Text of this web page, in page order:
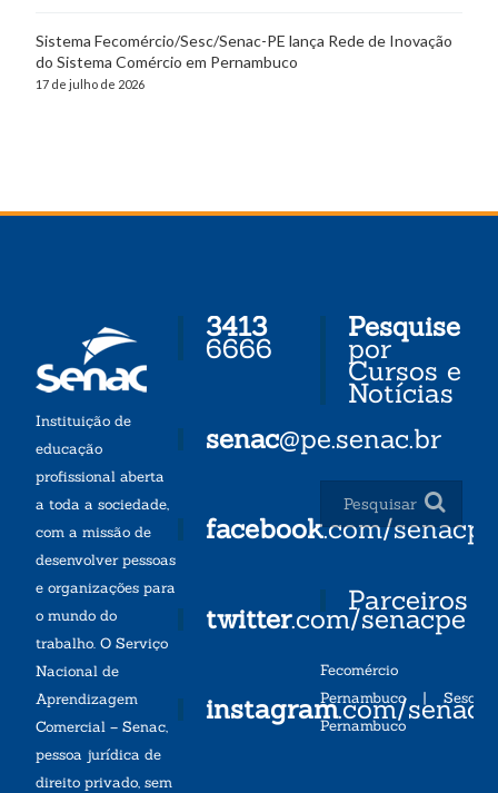
Sistema Fecomércio/Sesc/Senac-PE lança Rede de Inovação
do Sistema Comércio em Pernambuco
17 de julho de 2026
Instituição de
educação
profissional aberta
a toda a sociedade,
com a missão de
desenvolver pessoas
e organizações para
o mundo do
trabalho. O Serviço
Nacional de
Aprendizagem
Comercial – Senac,
pessoa jurídica de
direito privado, sem
3413
6666
senac@pe.senac.br
facebook.com/senacpe
twitter.com/senacpe
instagram.com/
Pesquise
por
Cursos e
Notícias
Parceiros
Fecomércio
Pernambuco| Sesc
Pernambuco